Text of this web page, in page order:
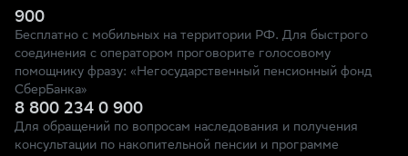
900
Бесплатно с мобильных на территории РФ. Для быстрого
соединения с оператором проговорите голосовому
помощнику фразу: «Негосударственный пенсионный фонд
СберБанка»
8 800 234 0 900
Для обращений по вопросам наследования и получения
консультации по накопительной пенсии и программе